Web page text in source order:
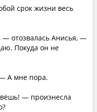
срок жизни весь
отозвалась Анисья, —
Покуда он не
А мне пора.
— произнесла